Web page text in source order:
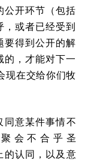
公开环节（包括
或者已经受到
要得到公开的解
的，才能对下一
现在交给你们牧
同意某件事情不
会不合乎圣
的认同，以及意